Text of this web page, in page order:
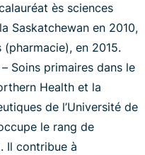
ès sciences
Saskatchewan en 2010,
(pharmacie), en 2015.
Soins primaires dans le
Health et la
de l’Université de
le rang de
Il contribue à